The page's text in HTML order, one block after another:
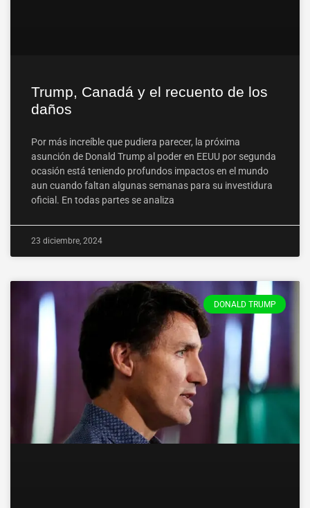
Trump, Canadá y el recuento de los
daños
Por más increíble que pudiera parecer, la próxima
asunción de Donald Trump al poder en EEUU por segunda
ocasión está teniendo profundos impactos en el mundo
aun cuando faltan algunas semanas para su investidura
oficial. En todas partes se analiza
23 diciembre, 2024
DONALD TRUMP